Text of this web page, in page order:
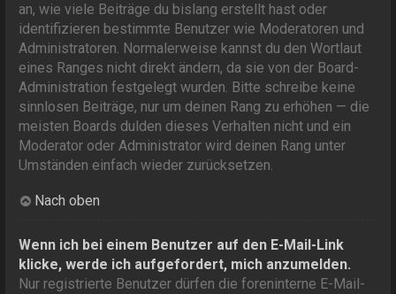
an, wie viele Beiträge du bislang erstellt hast oder
identifizieren bestimmte Benutzer wie Moderatoren und
Administratoren. Normalerweise kannst du den Wortlaut
eines Ranges nicht direkt ändern, da sie von der Board-
Administration festgelegt wurden. Bitte schreibe keine
sinnlosen Beiträge, nur um deinen Rang zu erhöhen — die
meisten Boards dulden dieses Verhalten nicht und ein
Moderator oder Administrator wird deinen Rang unter
Umständen einfach wieder zurücksetzen.
Nach oben
Wenn ich bei einem Benutzer auf den E-Mail-Link
klicke, werde ich aufgefordert, mich anzumelden.
Nur registrierte Benutzer dürfen die foreninterne E-Mail-